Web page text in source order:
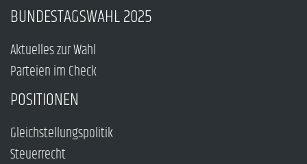
BUNDESTAGSWAHL 2025
Aktuelles zur Wahl
Parteien im Check
POSITIONEN
Gleichstellungspolitik
Steuerrecht